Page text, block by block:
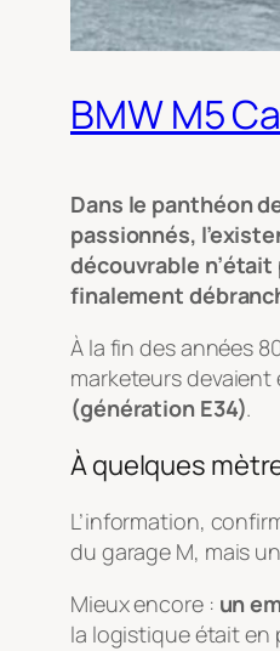
BMW M5
Dans le panthéon
passionnés,
découvrable
finalement
À la fin des années
marketeurs devaient
(génération E34).
À quelques
L’information,
du garage M, mais
Mieux encore : un
la logistique était en